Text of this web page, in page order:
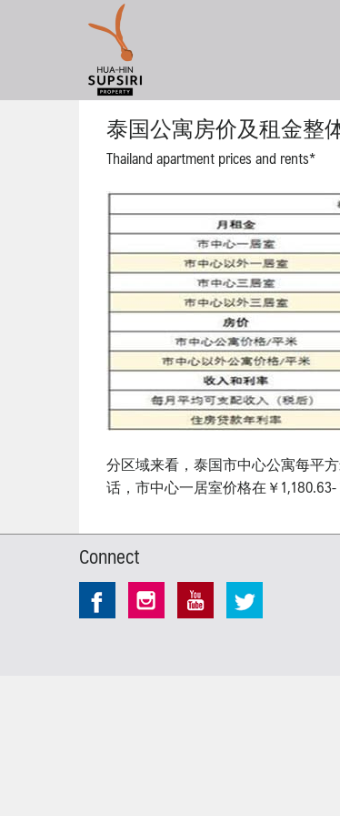
泰国公寓房价及租金整
Thailand apartment prices and rents*
分区域来看，泰国市中心公寓每平
话，市中心一居室价格在￥
Connect